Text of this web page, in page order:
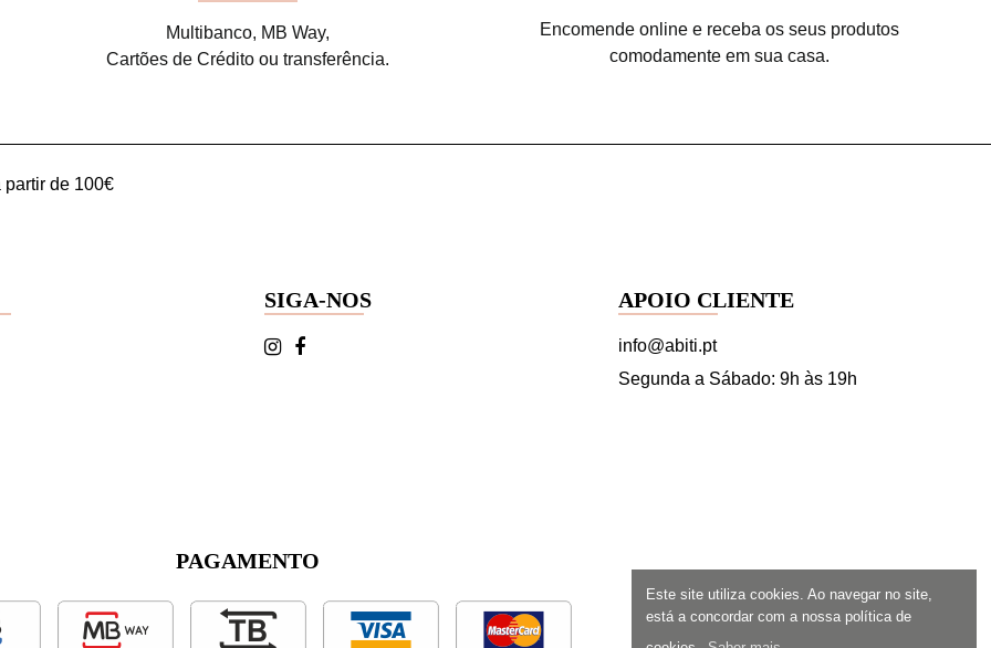
Este site utiliza cookies. Ao navegar no site,
está a concordar com a nossa política de
Multibanco, MB Way,
Cartões de Crédito ou transferência.
Encomende online e receba os seus produtos
comodamente em sua casa.
partir de 100€
SIGA-NOS APOIO CLIENTE
info@abiti.pt
Segunda a Sábado: 9h às 19h
PAGAMENTO